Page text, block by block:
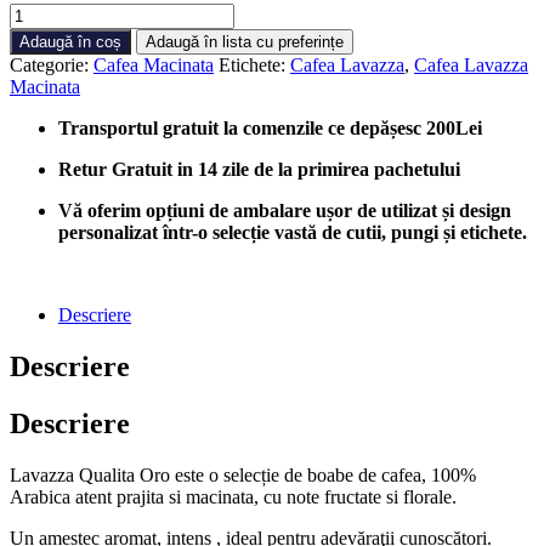
Cantitate
Cafea
macinata
Lavazza
Qualita
CUTIE
Adaugă în coș Adaugă în lista cu preferințe
Categorie: Cafea Macinata Etichete: Cafea Lavazza, Cafea Lavazza
Macinata
Transportul gratuit la comenzile ce depășesc 200Lei
Retur Gratuit in 14 zile de la primirea pachetului
Vă oferim opțiuni de ambalare ușor de utilizat și design
personalizat într-o selecție vastă de cutii, pungi și etichete.
Descriere
Descriere
Descriere
Lavazza Qualita Oro este o selecție de boabe de cafea, 100%
Arabica atent prajita si macinata, cu note fructate si florale.
Un amestec aromat, intens , ideal pentru adevăraţii cunoscători.